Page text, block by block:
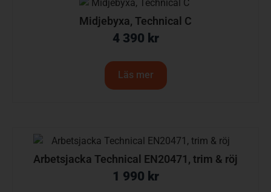
Midjebyxa, Technical C
4 390 kr
Läs mer
Arbetsjacka Technical EN20471, trim & röj
1 990 kr